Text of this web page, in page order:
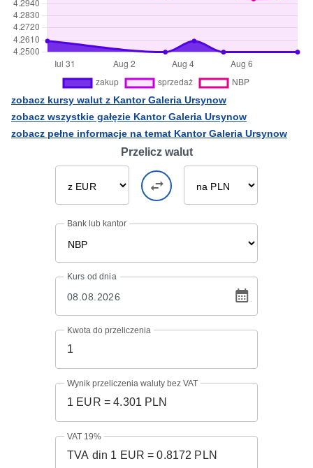
zobacz kursy walut z Kantor Galeria Ursynow
zobacz wszystkie gałęzie Kantor Galeria Ursynow
zobacz pełne informacje na temat Kantor Galeria Ursynow
Przelicz walut
Bank lub kantor
Kurs od dnia
Kwota do przeliczenia
Wynik przeliczenia waluty bez VAT
VAT 19%